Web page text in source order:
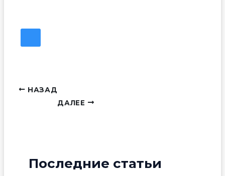
НАЗАД
ДАЛЕЕ
Последние статьи